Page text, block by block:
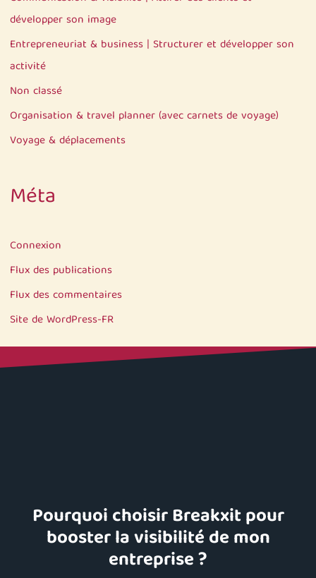
développer son image
Entrepreneuriat & business | Structurer et développer son
activité
Non classé
Organisation & travel planner (avec carnets de voyage)
Voyage & déplacements
Méta
Connexion
Flux des publications
Flux des commentaires
Site de WordPress-FR
Pourquoi choisir Breakxit pour
booster la visibilité de mon
entreprise ?